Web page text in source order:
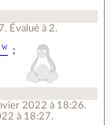
. Évalué à 2.
;
2022 à 18:26.
à 18:27.